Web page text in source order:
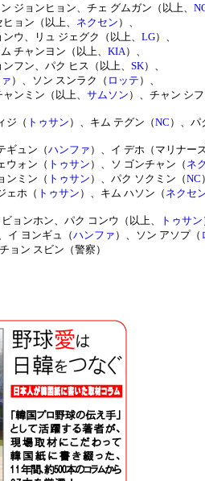
ジョンヒョン、チェ グムガン（以上、
ョン（以上、 ネクセン ）、
ウ、リュ ジェグク（以上、 LG）、
チャンヨン（以上、 KIA）、
フン、パク ヒス（以上、 SK）、
）、ソン スンラク（ ロッテ ）、
ンミン（以上、 サムソン ）、チャン シ
ジ（ トゥサン ）、キム テグン（NC ）、パ
ギュン（ハンファ ）、イ デホ（マリナー
ウォン（ トゥサン ）、ソ ゴンチャン（ ネ
ンミン（ トゥサン ）、パク ソクミン（NC
ェホ（ トゥサン ）、キム ハソン（ ネクセ
ョンホン、パク コンウ（以上、 トゥサン
イ ヨンギュ（ハンファ ）、ソン アソプ（
ョン スビン（警察）